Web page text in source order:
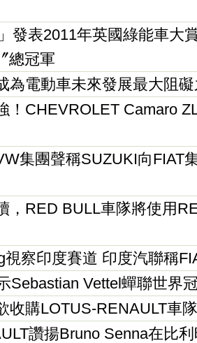
發表2011年英國綠能車大
總冠軍
為電動車未來發展最大阻
！CHEVROLET Camaro
集團聲稱SUZUKI向FIAT
，RED BULL車隊將使用
視察印度賽道 印度汽聯稱
Sebastian Vettel蟬聯世界
收購LOTUS-RENAULT車隊
讚揚Bruno Senna在比